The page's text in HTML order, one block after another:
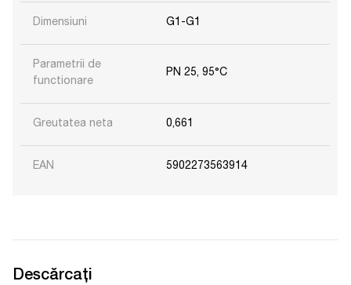
Dimensiuni G1-G1
Parametrii de
functionare
PN 25, 95°C
Greutatea neta 0,661
EAN 5902273563914
Descărcați